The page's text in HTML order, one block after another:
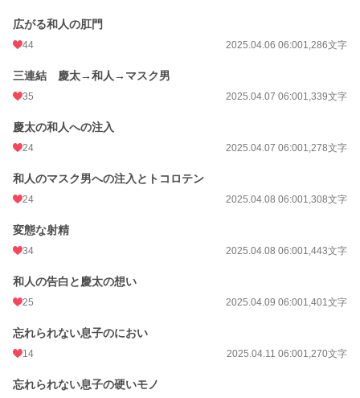
広がる和人の肛門
44 2025.04.06 06:001,286文字
三連結 慶太→和人→マスク男
35 2025.04.07 06:001,339文字
慶太の和人への注入
24 2025.04.07 06:001,278文字
和人のマスク男への注入とトコロテン
24 2025.04.08 06:001,308文字
変態な射精
34 2025.04.08 06:001,443文字
和人の告白と慶太の想い
25 2025.04.09 06:001,401文字
忘れられない息子のにおい
14 2025.04.11 06:001,270文字
忘れられない息子の硬いモノ